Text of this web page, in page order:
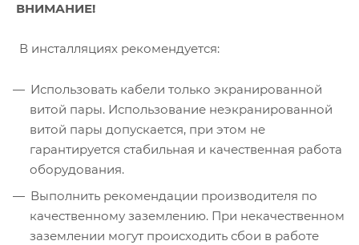
ВНИМАНИЕ!
В инсталляциях рекомендуется:
Использовать кабели только экранированной
витой пары. Использование неэкранированной
витой пары допускается, при этом не
гарантируется стабильная и качественная работа
оборудования.
Выполнить рекомендации производителя по
качественному заземлению. При некачественном
заземлении могут происходить сбои в работе